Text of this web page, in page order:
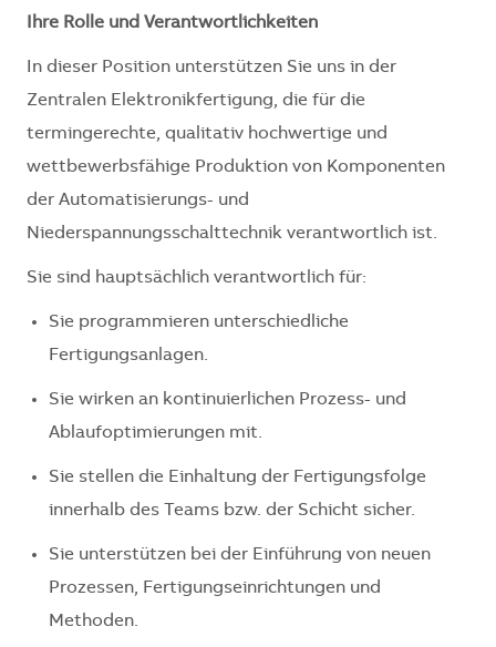
Ihre Rolle und Verantwortlichkeiten
In dieser Position unterstützen Sie uns in der
Zentralen Elektronikfertigung, die für die
termingerechte, qualitativ hochwertige und
wettbewerbsfähige Produktion von Komponenten
der Automatisierungs- und
Niederspannungsschalttechnik verantwortlich ist.
Sie sind hauptsächlich verantwortlich für:
Sie programmieren unterschiedliche
Fertigungsanlagen.
Sie wirken an kontinuierlichen Prozess- und
Ablaufoptimierungen mit.
Sie stellen die Einhaltung der Fertigungsfolge
innerhalb des Teams bzw. der Schicht sicher.
Sie unterstützen bei der Einführung von neuen
Prozessen, Fertigungseinrichtungen und
Methoden.